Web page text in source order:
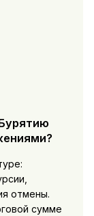
отмены.
сумме